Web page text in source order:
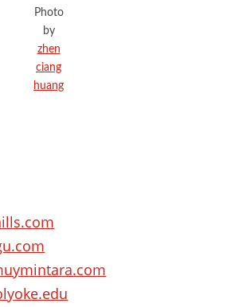
Photo
by
zhen
ciang
huang